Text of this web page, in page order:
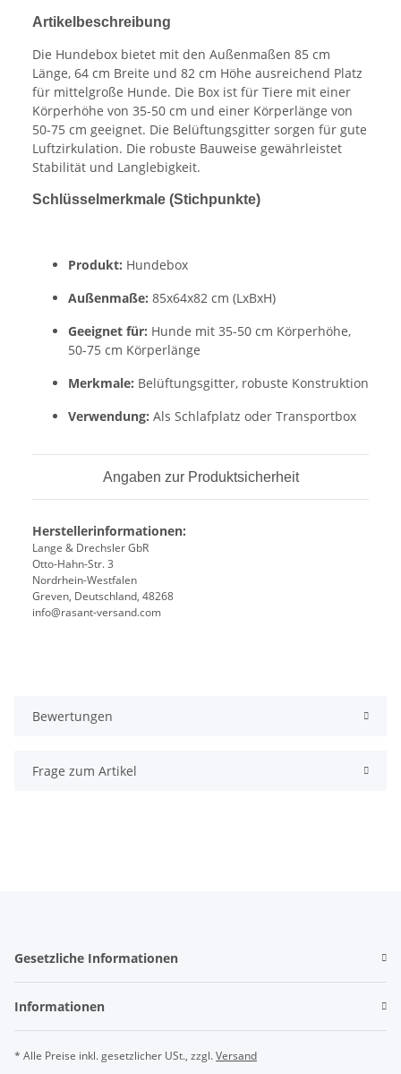
Artikelbeschreibung
Die Hundebox bietet mit den Außenmaßen 85 cm
Länge, 64 cm Breite und 82 cm Höhe ausreichend Platz
für mittelgroße Hunde. Die Box ist für Tiere mit einer
Körperhöhe von 35-50 cm und einer Körperlänge von
50-75 cm geeignet. Die Belüftungsgitter sorgen für gute
Luftzirkulation. Die robuste Bauweise gewährleistet
Stabilität und Langlebigkeit.
Schlüsselmerkmale (Stichpunkte)
Produkt: Hundebox
Außenmaße: 85x64x82 cm (LxBxH)
Geeignet für: Hunde mit 35-50 cm Körperhöhe,
50-75 cm Körperlänge
Merkmale: Belüftungsgitter, robuste Konstruktion
Verwendung: Als Schlafplatz oder Transportbox
Angaben zur Produktsicherheit
Herstellerinformationen:
Lange & Drechsler GbR
Otto-Hahn-Str. 3
Nordrhein-Westfalen
Greven, Deutschland, 48268
info@rasant-versand.com
Bewertungen
Frage zum Artikel
Gesetzliche Informationen
Informationen
* Alle Preise inkl. gesetzlicher USt., zzgl.Versand